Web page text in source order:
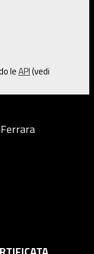
leAPI(vedi